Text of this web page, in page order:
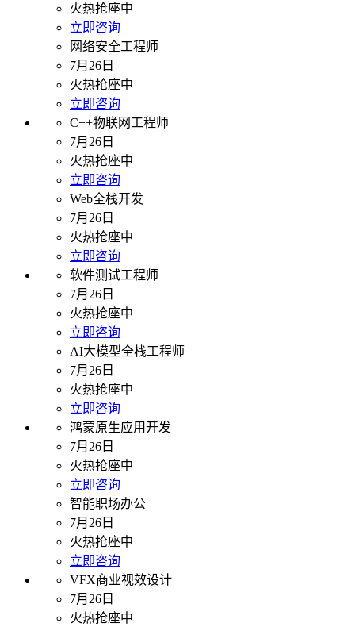
火热抢座中
立即咨询
网络安全工程师
7月26日
火热抢座中
立即咨询
C++物联网工程师
7月26日
火热抢座中
立即咨询
Web全栈开发
7月26日
火热抢座中
立即咨询
软件测试工程师
7月26日
火热抢座中
立即咨询
AI大模型全栈工程师
7月26日
火热抢座中
立即咨询
鸿蒙原生应用开发
7月26日
火热抢座中
立即咨询
智能职场办公
7月26日
火热抢座中
立即咨询
VFX商业视效设计
7月26日
火热抢座中